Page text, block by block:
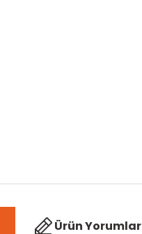
Ürün